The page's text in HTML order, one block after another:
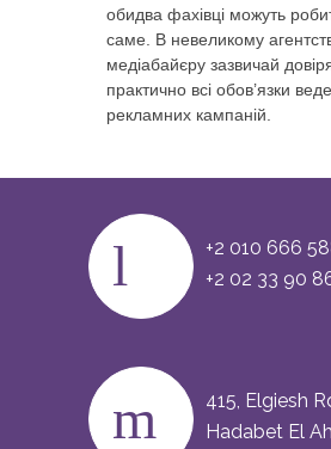
обидва фахівці можуть
саме. В невеликому
медіабайєру зазвичай
практично всі обов’язки
рекламних кампаній.
+2 010 666
+2 02 33 90
415, Elgiesh
Hadabet El